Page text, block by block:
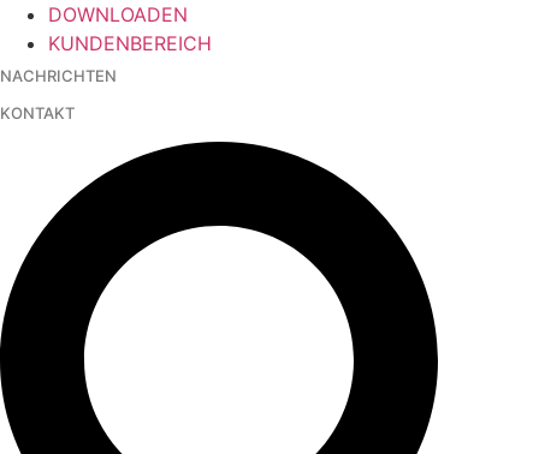
DOWNLOADEN
KUNDENBEREICH
NACHRICHTEN
KONTAKT